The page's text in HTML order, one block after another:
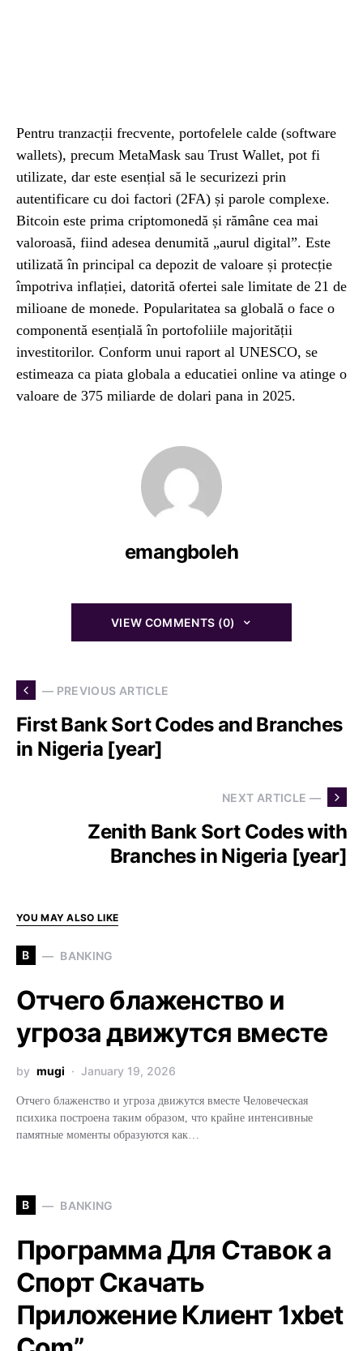
Pentru tranzacții frecvente, portofelele calde (software
wallets), precum MetaMask sau Trust Wallet, pot fi
utilizate, dar este esențial să le securizezi prin
autentificare cu doi factori (2FA) și parole complexe.
Bitcoin este prima criptomonedă și rămâne cea mai
valoroasă, fiind adesea denumită „aurul digital”. Este
utilizată în principal ca depozit de valoare și protecție
împotriva inflației, datorită ofertei sale limitate de 21 de
milioane de monede. Popularitatea sa globală o face o
componentă esențială în portofoliile majorității
investitorilor. Conform unui raport al UNESCO, se
estimeaza ca piata globala a educatiei online va atinge o
valoare de 375 miliarde de dolari pana in 2025.
emangboleh
VIEW COMMENTS (0)
— PREVIOUS ARTICLE
First Bank Sort Codes and Branches
in Nigeria [year]
NEXT ARTICLE —
Zenith Bank Sort Codes with
Branches in Nigeria [year]
YOU MAY ALSO LIKE
B BANKING
Отчего блаженство и
угроза движутся вместе
by mugi January 19, 2026
Отчего блаженство и угроза движутся вместе Человеческая
психика построена таким образом, что крайне интенсивные
памятные моменты образуются как…
B BANKING
Программа Для Ставок а
Спорт Скачать
Приложение Клиент 1xbet